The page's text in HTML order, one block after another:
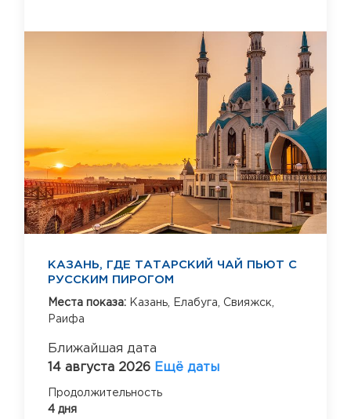
КАЗАНЬ, ГДЕ ТАТАРСКИЙ ЧАЙ ПЬЮТ С
РУССКИМ ПИРОГОМ
Места показа: Казань, Елабуга, Свияжск,
Раифа
Ближайшая дата
14 августа 2026 Ещё даты
Продолжительность
4 дня